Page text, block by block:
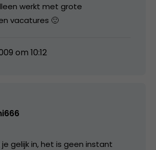
werkt met grote
vacatures 🙂
om 10:12
je gelijk in, het is geen instant